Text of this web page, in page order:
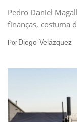
Pedro Daniel
finanças, costuma
Por Diego Velázquez